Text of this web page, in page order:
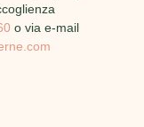
o via e-mail